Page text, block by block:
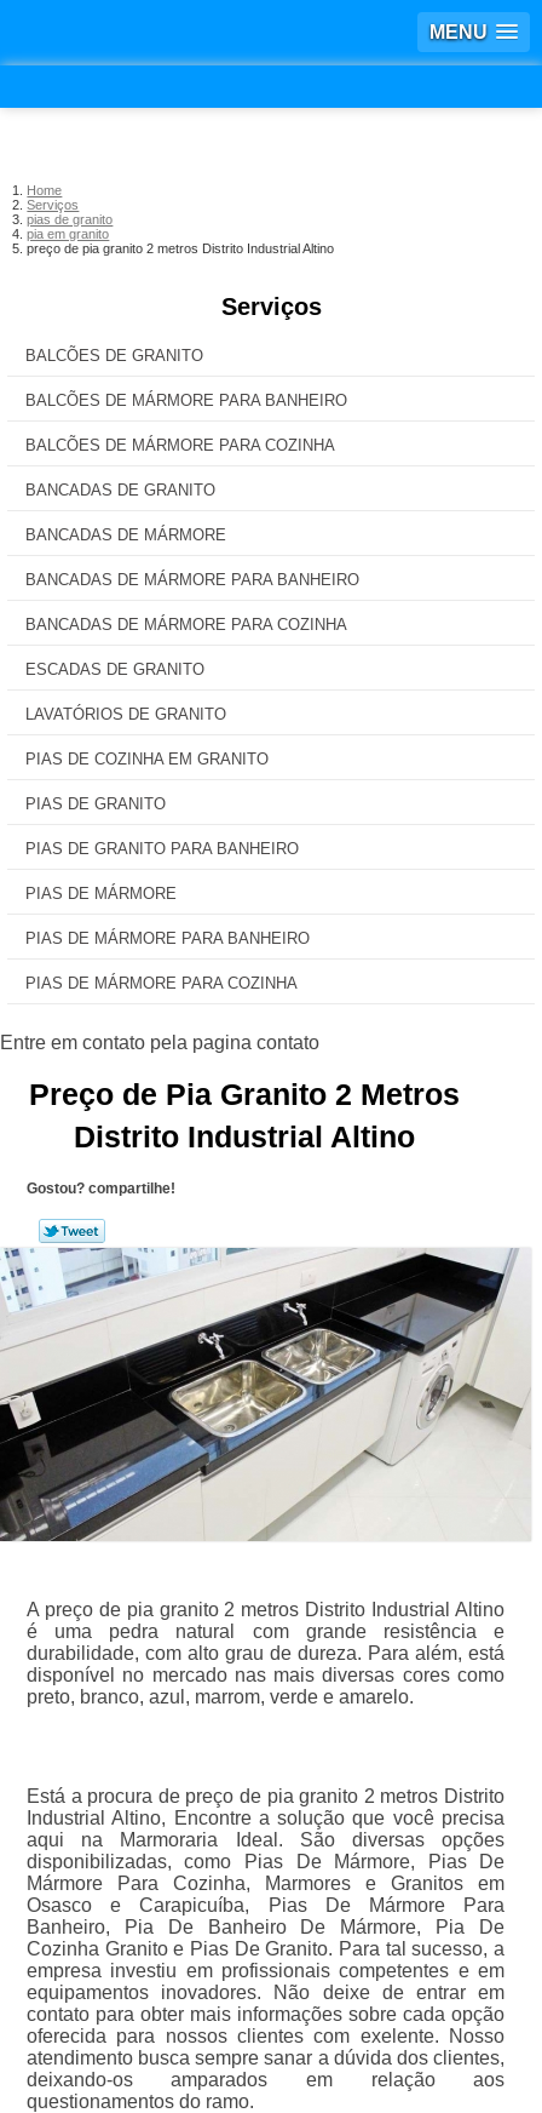
MENU
Home
Serviços
pias de granito
pia em granito
preço de pia granito 2 metros Distrito Industrial Altino
Serviços
BALCÕES DE GRANITO
BALCÕES DE MÁRMORE PARA BANHEIRO
BALCÕES DE MÁRMORE PARA COZINHA
BANCADAS DE GRANITO
BANCADAS DE MÁRMORE
BANCADAS DE MÁRMORE PARA BANHEIRO
BANCADAS DE MÁRMORE PARA COZINHA
ESCADAS DE GRANITO
LAVATÓRIOS DE GRANITO
PIAS DE COZINHA EM GRANITO
PIAS DE GRANITO
PIAS DE GRANITO PARA BANHEIRO
PIAS DE MÁRMORE
PIAS DE MÁRMORE PARA BANHEIRO
PIAS DE MÁRMORE PARA COZINHA
Preço de Pia Granito 2 Metros
Distrito Industrial Altino
Gostou? compartilhe!
A preço de pia granito 2 metros Distrito Industrial Altino
é uma pedra natural com grande resistência e
durabilidade, com alto grau de dureza. Para além, está
disponível no mercado nas mais diversas cores como
preto, branco, azul, marrom, verde e amarelo.
Está a procura de preço de pia granito 2 metros Distrito
Industrial Altino, Encontre a solução que você precisa
aqui na Marmoraria Ideal. São diversas opções
disponibilizadas, como Pias De Mármore, Pias De
Mármore Para Cozinha, Marmores e Granitos em
Osasco e Carapicuíba, Pias De Mármore Para
Banheiro, Pia De Banheiro De Mármore, Pia De
Cozinha Granito e Pias De Granito. Para tal sucesso, a
empresa investiu em profissionais competentes e em
equipamentos inovadores. Não deixe de entrar em
contato para obter mais informações sobre cada opção
oferecida para nossos clientes com exelente. Nosso
atendimento busca sempre sanar a dúvida dos clientes,
deixando-os amparados em relação aos
questionamentos do ramo.